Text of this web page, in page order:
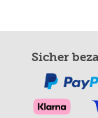
Sicher